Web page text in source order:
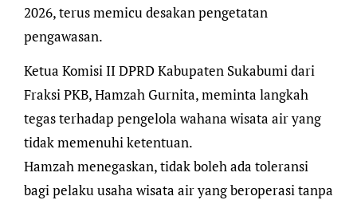
2026, terus memicu desakan pengetatan
pengawasan.
Ketua Komisi II DPRD Kabupaten Sukabumi dari
Fraksi PKB, Hamzah Gurnita, meminta langkah
tegas terhadap pengelola wahana wisata air yang
tidak memenuhi ketentuan.
Hamzah menegaskan, tidak boleh ada toleransi
bagi pelaku usaha wisata air yang beroperasi tanpa